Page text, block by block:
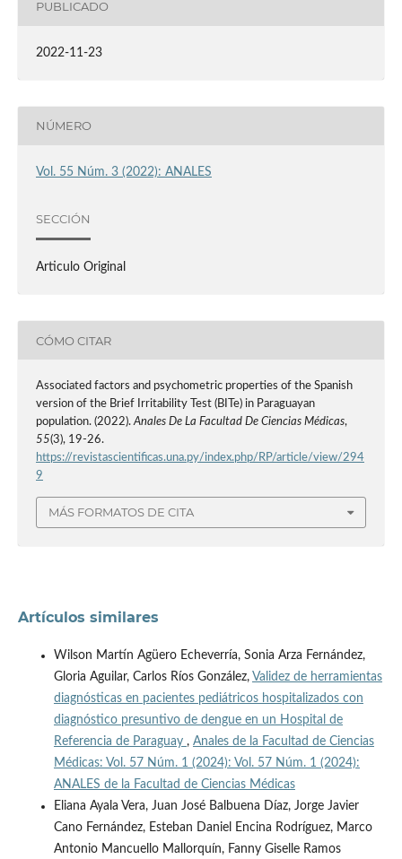
PUBLICADO
2022-11-23
NÚMERO
Vol. 55 Núm. 3 (2022): ANALES
SECCIÓN
Articulo Original
CÓMO CITAR
Associated factors and psychometric properties of the Spanish
version of the Brief Irritability Test (BITe) in Paraguayan
population. (2022).Anales De La Facultad De Ciencias Médicas,
55(3), 19-26.
https://revistascientificas.una.py/index.php/RP/article/view/294
9
MÁS FORMATOS DE CITA
Artículos similares
Wilson Martín Agüero Echeverría, Sonia Arza Fernández,
Gloria Aguilar, Carlos Ríos González, Validez de herramientas
diagnósticas en pacientes pediátricos hospitalizados con
diagnóstico presuntivo de dengue en un Hospital de
Referencia de Paraguay , Anales de la Facultad de Ciencias
Médicas: Vol. 57 Núm. 1 (2024): Vol. 57 Núm. 1 (2024):
ANALES de la Facultad de Ciencias Médicas
Eliana Ayala Vera, Juan José Balbuena Díaz, Jorge Javier
Cano Fernández, Esteban Daniel Encina Rodríguez, Marco
Antonio Mancuello Mallorquín, Fanny Giselle Ramos